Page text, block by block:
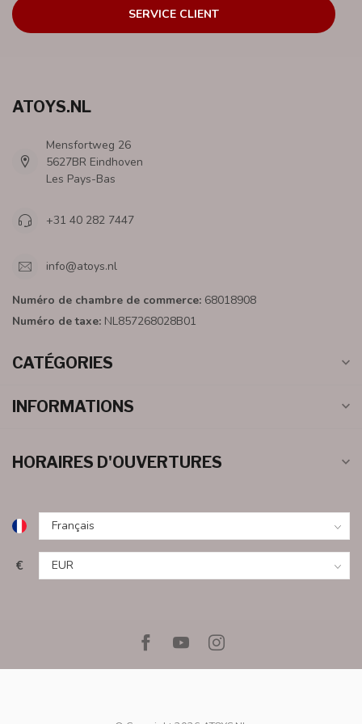
SERVICE CLIENT
ATOYS.NL
Mensfortweg 26
5627BR Eindhoven
Les Pays-Bas
+31 40 282 7447
info@atoys.nl
Numéro de chambre de commerce: 68018908
Numéro de taxe: NL857268028B01
CATÉGORIES
INFORMATIONS
HORAIRES D'OUVERTURES
€